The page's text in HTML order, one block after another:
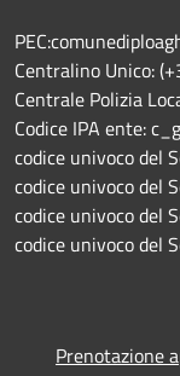
Centralino Unico:
Centrale Polizia
Codice IPA ente:
codice univoco del
codice univoco del
codice univoco del
codice univoco del
Prenotazione